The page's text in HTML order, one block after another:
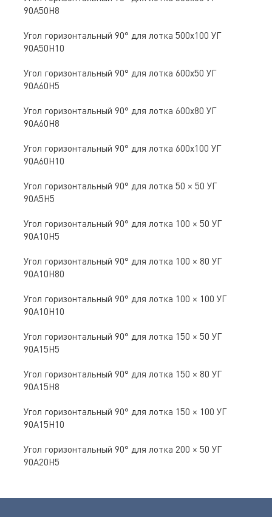
90А50Н8
Угол горизонтальный 90° для лотка 500х100 УГ
90А50Н10
Угол горизонтальный 90° для лотка 600х50 УГ
90А60Н5
Угол горизонтальный 90° для лотка 600х80 УГ
90А60Н8
Угол горизонтальный 90° для лотка 600х100 УГ
90А60Н10
Угол горизонтальный 90° для лотка 50 × 50 УГ
90А5Н5
Угол горизонтальный 90° для лотка 100 × 50 УГ
90А10Н5
Угол горизонтальный 90° для лотка 100 × 80 УГ
90А10Н80
Угол горизонтальный 90° для лотка 100 × 100 УГ
90А10Н10
Угол горизонтальный 90° для лотка 150 × 50 УГ
90А15Н5
Угол горизонтальный 90° для лотка 150 × 80 УГ
90А15Н8
Угол горизонтальный 90° для лотка 150 × 100 УГ
90А15Н10
Угол горизонтальный 90° для лотка 200 × 50 УГ
90А20Н5